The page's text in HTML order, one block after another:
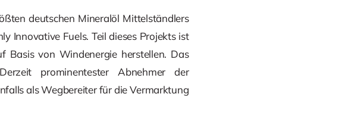
deutschen Mineralöl Mittelständlers
Innovative Fuels. Teil dieses Projekts ist
Basis von Windenergie herstellen. Das
prominentester Abnehmer der
als Wegbereiter für die Vermarktung